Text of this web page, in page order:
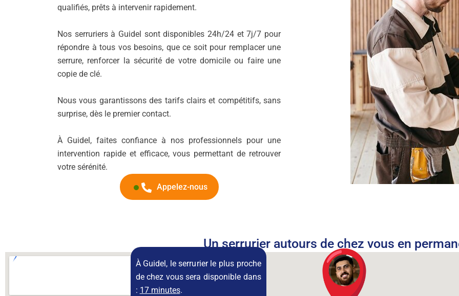
qualifiés, prêts à intervenir rapidement.
Nos serruriers à Guidel sont disponibles 24h/24 et 7j/7 pour
répondre à tous vos besoins, que ce soit pour remplacer une
serrure, renforcer la sécurité de votre domicile ou faire une
copie de clé.
Nous vous garantissons des tarifs clairs et compétitifs, sans
surprise, dès le premier contact.
À Guidel, faites confiance à nos professionnels pour une
intervention rapide et efficace, vous permettant de retrouver
votre sérénité.
Appelez-nous
Un serrurier autours de chez vous en
À Guidel, le serrurier le plus proche
de chez vous sera disponible dans
: 17 minutes.